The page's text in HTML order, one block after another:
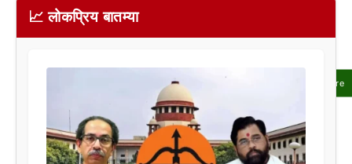
Share
📈 लोकप्रिय बातम्या